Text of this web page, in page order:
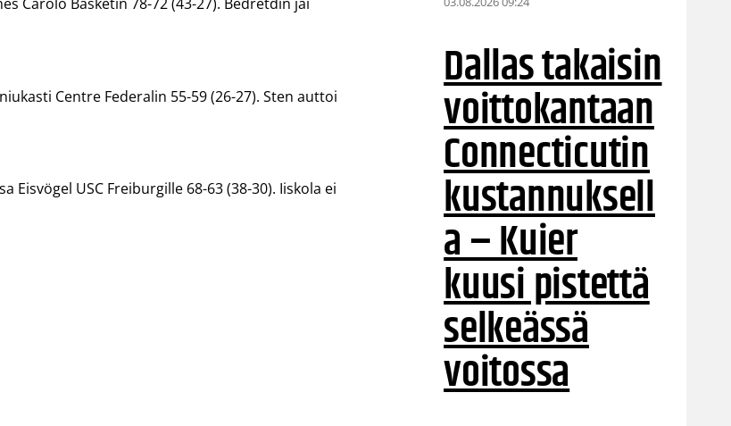
Centre Federalin 55-59 (26-27). Sten auttoi
Eisvögel USC Freiburgille 68-63 (38-30). Iiskola ei
Dallas takaisin
voittokantaan
Connecticutin
kustannuksell
a – Kuier
kuusi pistettä
selkeässä
voitossa